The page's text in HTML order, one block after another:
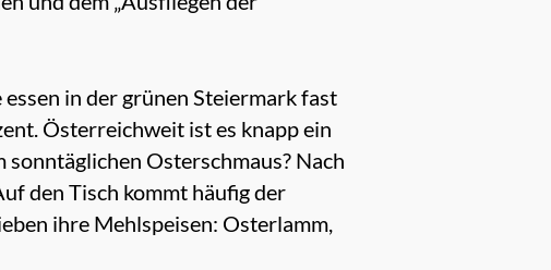
in der grünen Steiermark fast
Österreichweit ist es knapp ein
Osterschmaus? Nach
den Tisch kommt häufig der
ihre Mehlspeisen: Osterlamm,